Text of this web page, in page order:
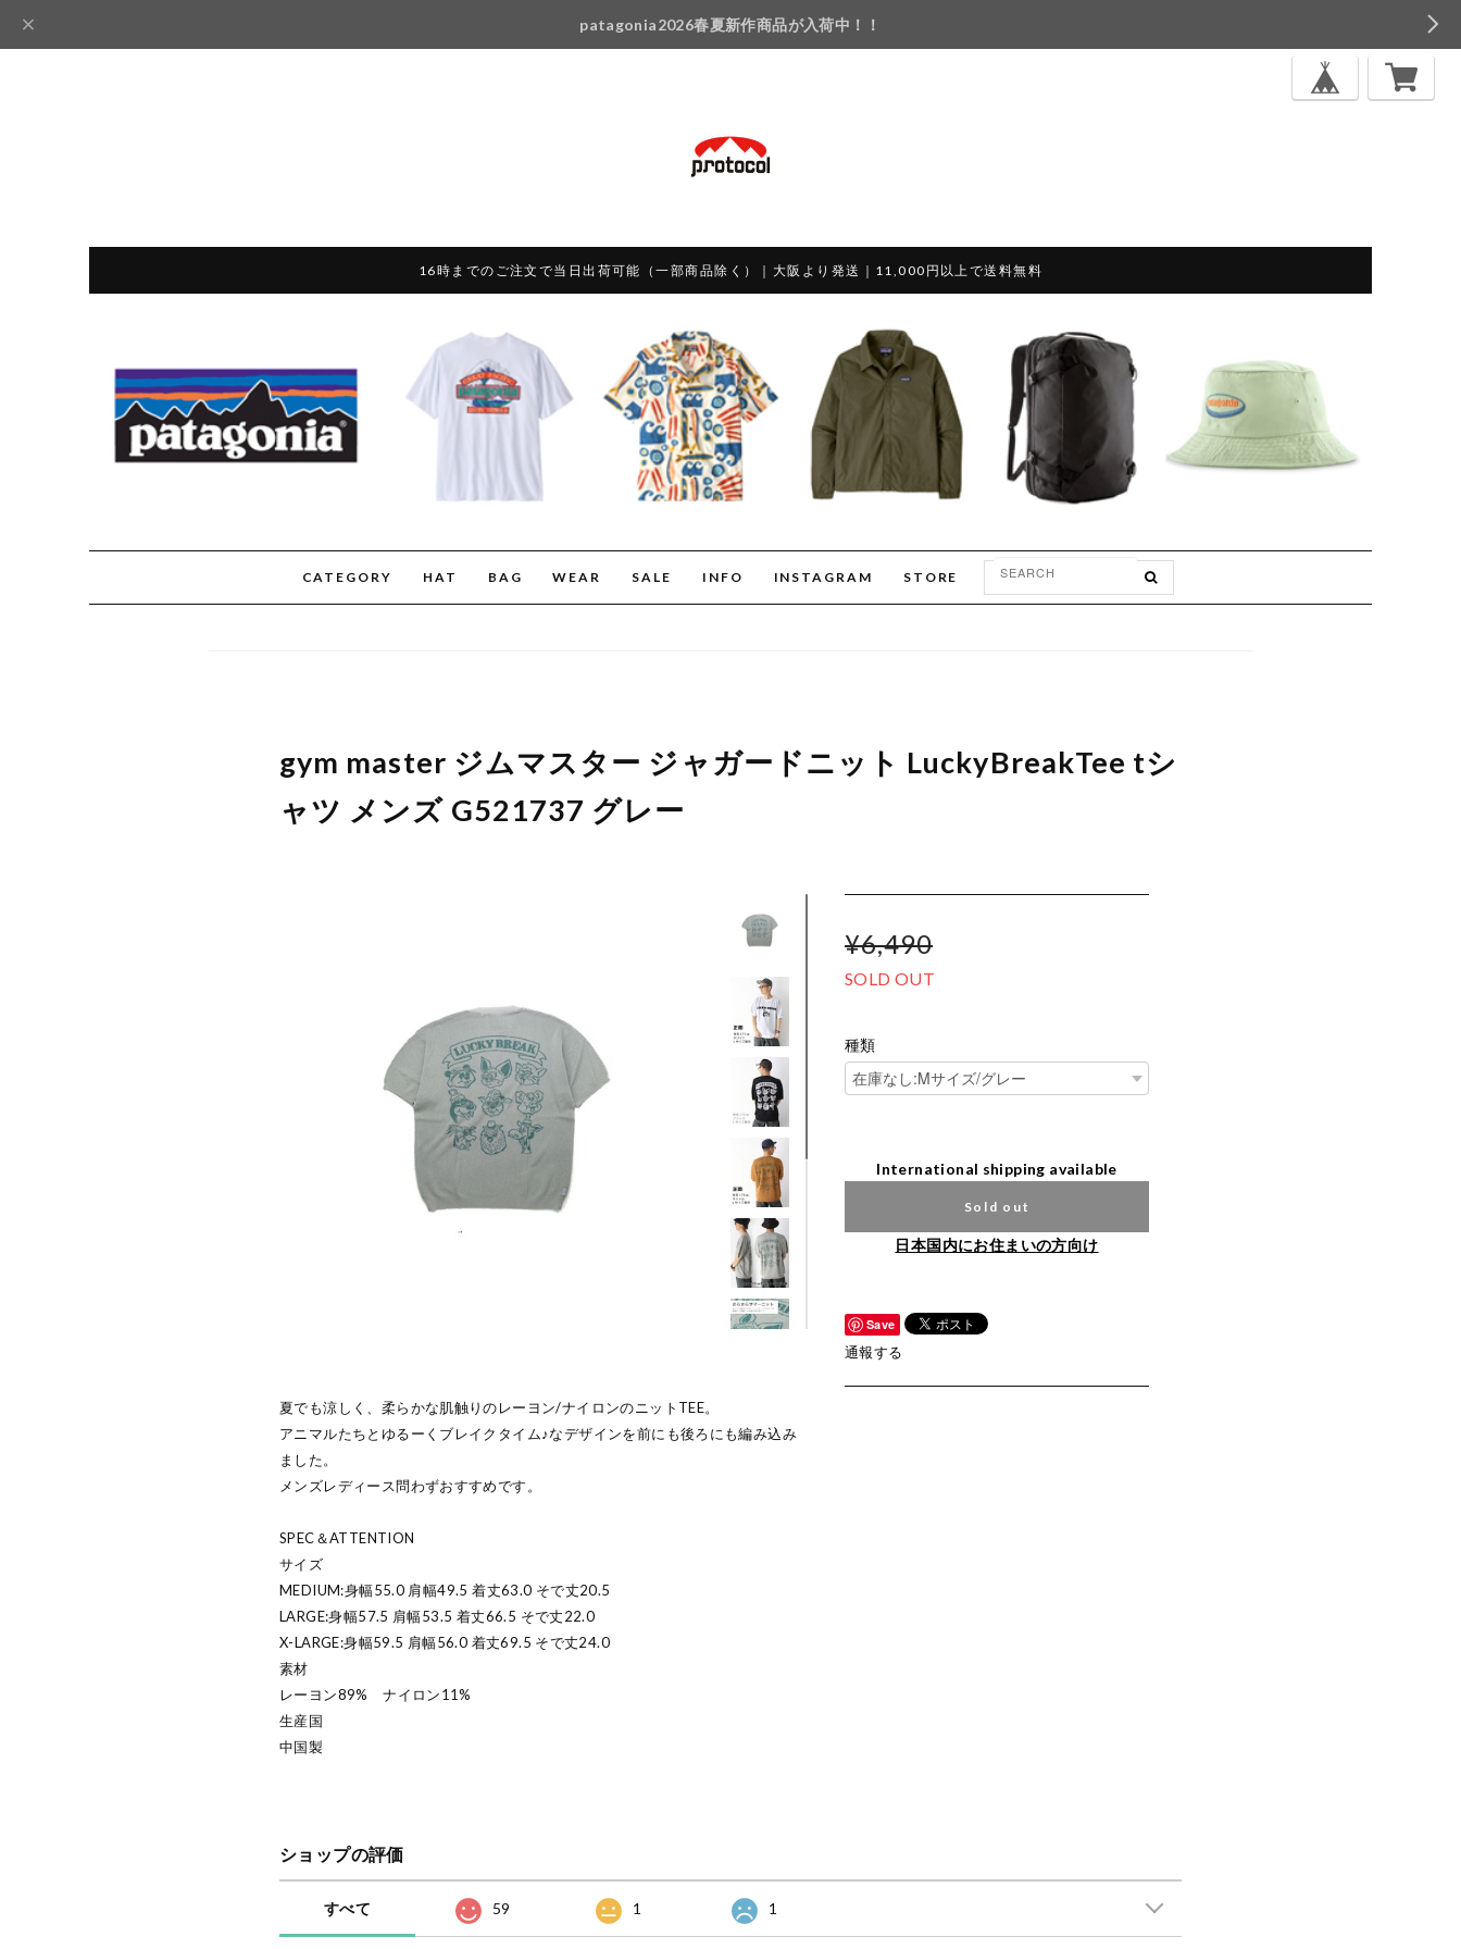
patagonia2026春夏新作商品が入荷中！！
16時までのご注文で当日出荷可能（一部商品除く）｜大阪より発送｜11,000円以上で送料無料
CATEGORY HAT BAG WEAR SALE INFO INSTAGRAM STORE
gym master ジムマスター ジャガードニット LuckyBreakTee tシ
ャツ メンズ G521737 グレー
夏でも涼しく、柔らかな肌触りのレーヨン/ナイロンのニットTEE。
アニマルたちとゆるーくブレイクタイム♪なデザインを前にも後ろにも編み込み
ました。
メンズレディース問わずおすすめです。
SPEC＆ATTENTION
サイズ
MEDIUM:身幅55.0 肩幅49.5 着丈63.0 そで丈20.5
LARGE:身幅57.5 肩幅53.5 着丈66.5 そで丈22.0
X-LARGE:身幅59.5 肩幅56.0 着丈69.5 そで丈24.0
素材
レーヨン89% ナイロン11%
生産国
中国製
¥6,490
SOLD OUT
種類
International shipping available
Sold out
日本国内にお住まいの方向け
Save
通報する
ショップの評価
すべて 59 1 1